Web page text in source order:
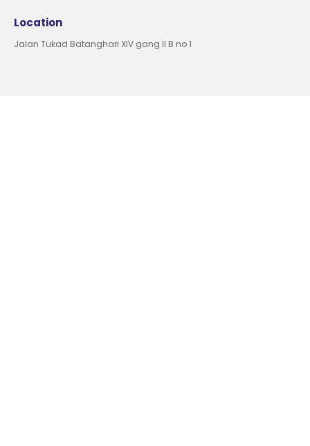
Location
Jalan Tukad Batanghari XIV gang II B no 1